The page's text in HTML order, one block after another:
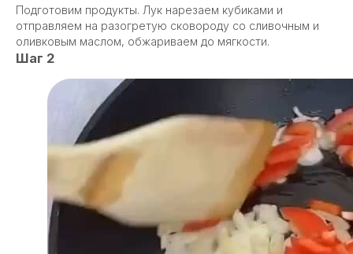
Подготовим продукты. Лук нарезаем кубиками и
отправляем на разогретую сковороду со сливочным и
оливковым маслом, обжариваем до мягкости.
Шаг 2